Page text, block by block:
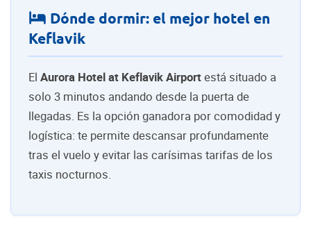
Dónde dormir: el mejor hotel en
Keflavik
El Aurora Hotel at Keflavik Airportestá situado a
solo 3 minutos andando desde la puerta de
llegadas. Es la opción ganadora por comodidad y
logística: te permite descansar profundamente
tras el vuelo y evitar las carísimas tarifas de los
taxis nocturnos.